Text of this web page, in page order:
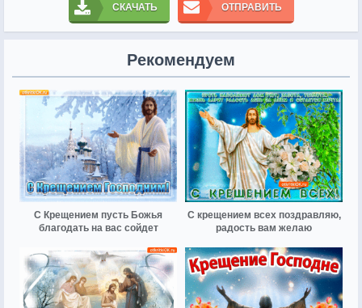
СКАЧАТЬ ОТПРАВИТЬ
Рекомендуем
С Крещением пусть Божья
благодать на вас сойдет
С крещением всех поздравляю,
радость вам желаю